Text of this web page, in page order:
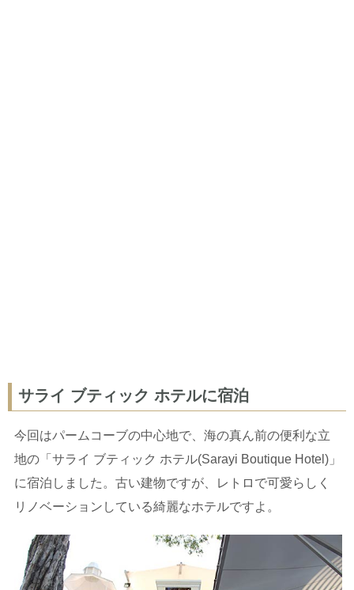
サライ ブティック ホテルに宿泊
今回はパームコーブの中心地で、海の真ん前の便利な立
地の「サライ ブティック ホテル(Sarayi Boutique Hotel)」
に宿泊しました。古い建物ですが、レトロで可愛らしく
リノベーションしている綺麗なホテルですよ。